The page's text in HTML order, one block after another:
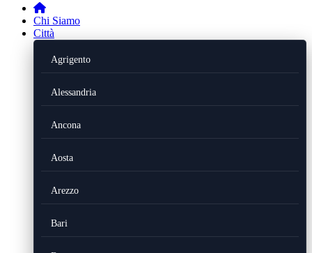
Chi Siamo
Città
Agrigento
Alessandria
Ancona
Aosta
Arezzo
Bari